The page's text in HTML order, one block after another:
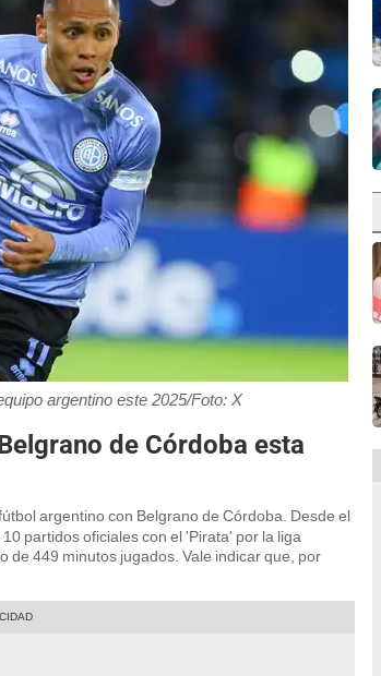
argentino este 2025/Foto: X
de Córdoba esta
argentino con Belgrano de Córdoba. Desde el
partidos oficiales con el 'Pirata' por la liga
de 449 minutos jugados. Vale indicar que, por